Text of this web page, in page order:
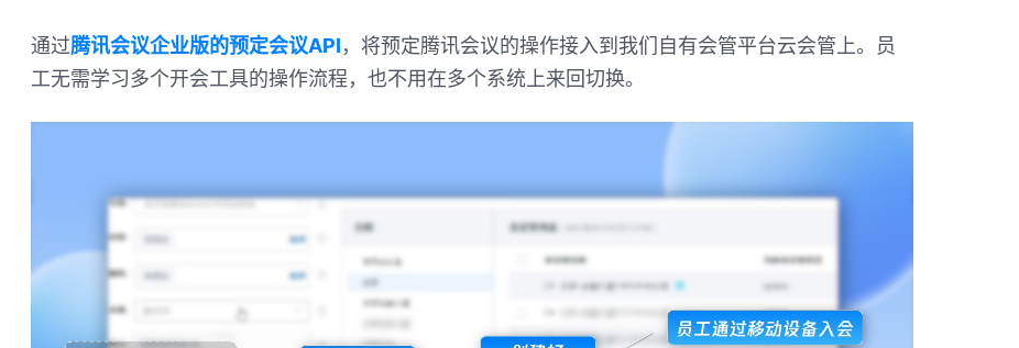
通过腾讯会议企业版的预定会议API，将预定腾讯会议的操作接入到我们自有会管平台云会管上。员
工无需学习多个开会工具的操作流程，也不用在多个系统上来回切换。